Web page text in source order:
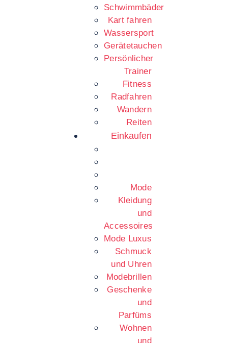
Schwimmbäder
Kart fahren
Wassersport
Gerätetauchen
Persönlicher
Trainer
Fitness
Radfahren
Wandern
Reiten
Einkaufen
Mode
Kleidung
und
Accessoires
Mode Luxus
Schmuck
und Uhren
Modebrillen
Geschenke
und
Parfüms
Wohnen
und